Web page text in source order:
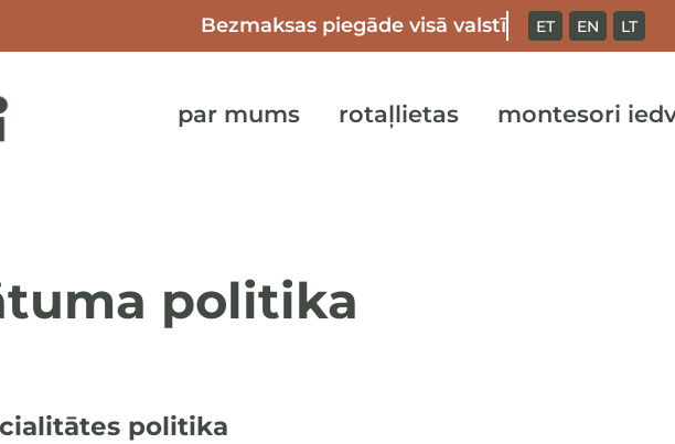
Bezmaksas piegāde visā valstī ET EN LT
par mums rotaļlietas montesori
politika
politika